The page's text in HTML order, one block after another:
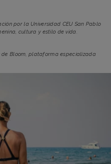
por la Universidad CEU San Pablo
cultura y estilo de vida.
Bloom, plataforma especializada